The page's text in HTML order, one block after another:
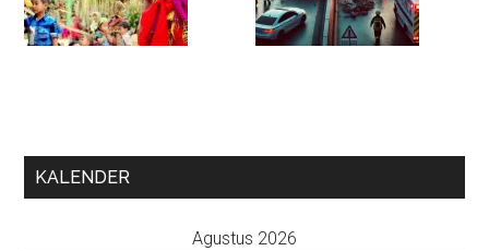
KALENDER
Agustus 2026